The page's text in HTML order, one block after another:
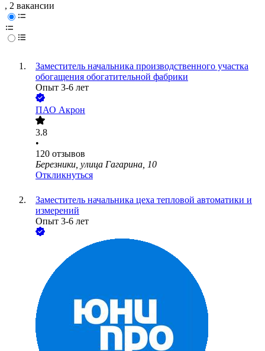
, 2 вакансии
Заместитель начальника производственного участка
обогащения обогатительной фабрики
Опыт 3-6 лет
ПАО Акрон
3.8
•
120 отзывов
Березники, улица Гагарина, 10
Откликнуться
Заместитель начальника цеха тепловой автоматики и
измерений
Опыт 3-6 лет